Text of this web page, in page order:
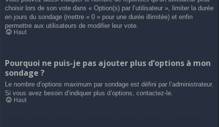
choisir lors de son vote dans « Option(s) par l’utilisateur », limiter la durée
en jours du sondage (mettre « 0 » pour une durée illimitée) et enfin
permettre aux utilisateurs de modifier leur vote.
Haut
Pourquoi ne puis-je pas ajouter plus d’options à mon
sondage ?
Le nombre d’options maximum par sondage est défini par l’administrateur.
Si vous avez besoin d’indiquer plus d’options, contactez-le.
Haut